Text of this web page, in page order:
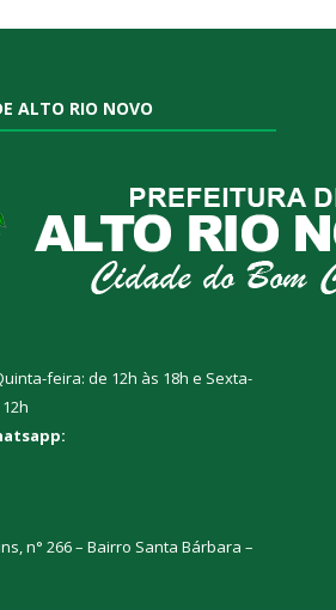
ALTO RIO NOVO
feira: de 12h às 18h e Sexta-
n° 266 – Bairro Santa Bárbara –